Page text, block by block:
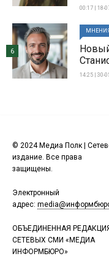
00:17 | 18-
14:25 | 30-
6
© 2024 Медиа Полк |
издание. Все права
защищены.
Электронный
адрес:
ОБЪЕДИНЕННАЯ
СЕТЕВЫХ СМИ «МЕДИА
ИНФОРМБЮРО»